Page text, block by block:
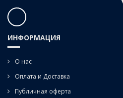
ИНФОРМАЦИЯ
О нас
Оплата и Доставка
Публичная оферта